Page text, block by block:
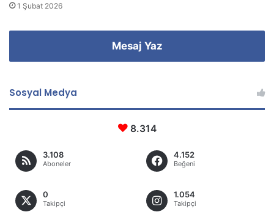
1 Şubat 2026
Mesaj Yaz
Sosyal Medya
8.314
3.108
Aboneler
4.152
Beğeni
0
Takipçi
1.054
Takipçi